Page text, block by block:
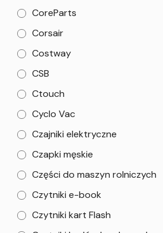
CoreParts
Corsair
Costway
CSB
Ctouch
Cyclo Vac
Czajniki elektryczne
Czapki męskie
Części do maszyn rolniczych
Czytniki e-book
Czytniki kart Flash